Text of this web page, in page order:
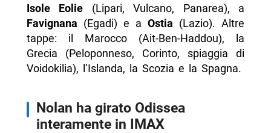
Isole Eolie (Lipari, Vulcano, Panarea), a
Favignana (Egadi) e aOstia (Lazio). Altre
tappe: il Marocco (Ait-Ben-Haddou), la
Grecia (Peloponneso, Corinto, spiaggia di
Voidokilia), l’Islanda, la Scozia e la Spagna.
Nolan ha girato Odissea
interamente in IMAX